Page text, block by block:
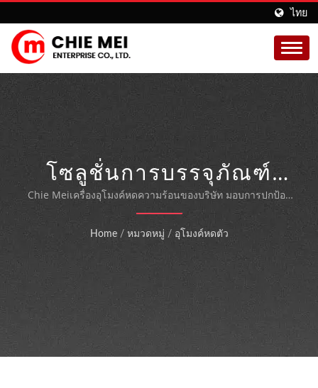
ไทย
โซลูชั่นการบรรจุภัณฑ์
แบบอุโมงค์หด - ป้องกัน
ฝุ่น ความชื้น และการ
โจรกรรม
Chie Meiเครื่องอุโมงค์หดความร้อนของบริษัท มอบการปกป้อง
บรรจุภัณฑ์อย่างมืออาชีพ ด้วยประสบการณ์การผลิตกว่า 50 ปี
รับประกันความสมบูรณ์และความปลอดภัยของผลิตภัณฑ์ใน
อุตสาหกรรมอาหาร ยา และสินค้าอุปโภคบริโภค
Home / หมวดหมู่ / อุโมงค์หดตัว